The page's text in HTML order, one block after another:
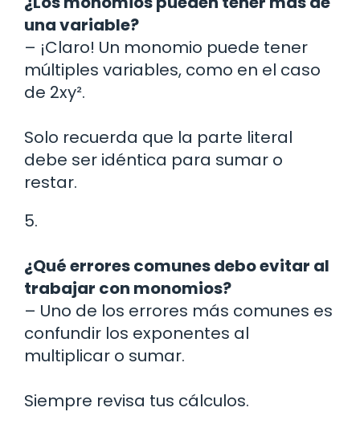
una variable?
– ¡Claro! Un monomio puede tener
múltiples variables, como en el caso
de 2xy².
Solo recuerda que la parte literal
debe ser idéntica para sumar o
restar.
5.
¿Qué errores comunes debo evitar al
trabajar con monomios?
– Uno de los errores más comunes es
confundir los exponentes al
multiplicar o sumar.
Siempre revisa tus cálculos.